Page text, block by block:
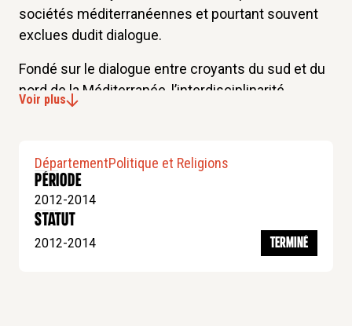
sociétés méditerranéennes et pourtant souvent
exclues dudit dialogue.
Fondé sur le dialogue entre croyants du sud et du
nord de la Méditerranée, l’interdisciplinarité
universitaire et la rencontre de chercheurs et de
séminaire dialogue méditerranéen sur la
modernité et la pensée religieuse vise
l’appréhension et la compréhension des échanges
et des liens entre le christianisme et l’islam sous
les angles anthropologique, politique, historique,
philosophique, sociologique et théologique.
Voir plus
DépartementPolitique et Religions
Période
2012-2014
statut
2012-2014 TERMINÉ